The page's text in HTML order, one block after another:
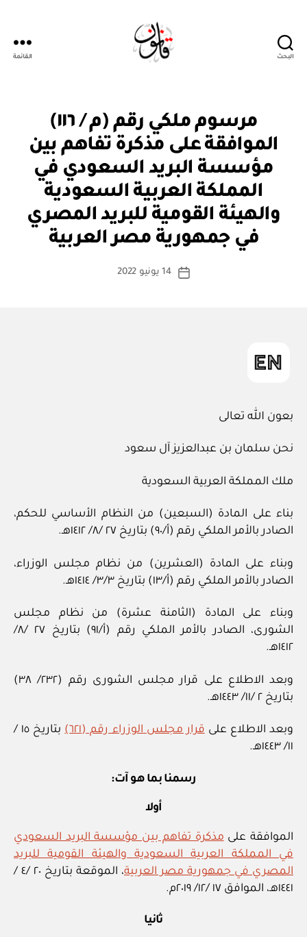
البحث القائمة
التصنيفات
مرسوم ملكي رقم (م / ١١٦)
الموافقة على مذكرة تفاهم بين
مؤسسة البريد السعودي في
المملكة العربية السعودية
والهيئة القومية للبريد المصري
في جمهورية مصر العربية
كاتب
بو
س
ة
تاريخ
14 يونيو 2022
بعون الله تعالى
نحن سلمان بن عبدالعزيز آل سعود
ملك المملكة العربية السعودية
بناء على المادة (السبعين) من النظام الأساسي للحكم،
الصادر بالأمر الملكي رقم (أ/٩٠) بتاريخ ٢٧ /٨/ ١٤١٢هـ.
وبناء على المادة (العشرين) من نظام مجلس الوزراء،
الصادر بالأمر الملكي رقم (أ/١٣) بتاريخ ٣/٣/ ١٤١٤هـ.
وبناء على المادة (الثامنة عشرة) من نظام مجلس
الشورى، الصادر بالأمر الملكي رقم (أ/٩١) بتاريخ ٢٧ /٨/
١٤١٢هـ.
وبعد الاطلاع على قرار مجلس الشورى رقم (٢٣٢/ ٣٨)
بتاريخ ٢ /١١/ ١٤٤٣هـ.
وبعد الاطلاع علىقرار مجلس الوزراء رقم (٦٢١)
بتاريخ ١٥ /
١١/ ١٤٤٣هـ.
رسمنا بما هو آت:
أولا
الموافقة على مذكرة تفاهم بين مؤسسة البريد السعودي
في المملكة العربية السعودية والهيئة القومية للبريد
المصري في جمهورية مصر العربية
، الموقعة بتاريخ ٢٠ /٤ /
١٤٤١هـ، الموافق ١٧ /١٢/ ٢٠١٩م.
ثانيا